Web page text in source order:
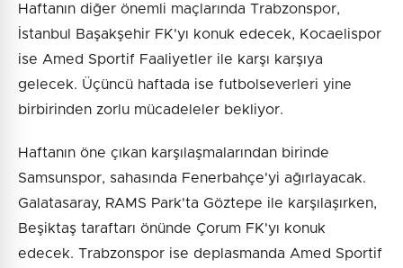
Haftanın diğer önemli maçlarında Trabzonspor,
İstanbul Başakşehir FK'yı konuk edecek, Kocaelispor
ise Amed Sportif Faaliyetler ile karşı karşıya
gelecek. Üçüncü haftada ise futbolseverleri yine
birbirinden zorlu mücadeleler bekliyor.
Haftanın öne çıkan karşılaşmalarından birinde
Samsunspor, sahasında Fenerbahçe'yi ağırlayacak.
Galatasaray, RAMS Park'ta Göztepe ile karşılaşırken,
Beşiktaş taraftarı önünde Çorum FK'yı konuk
edecek. Trabzonspor ise deplasmanda Amed Sportif